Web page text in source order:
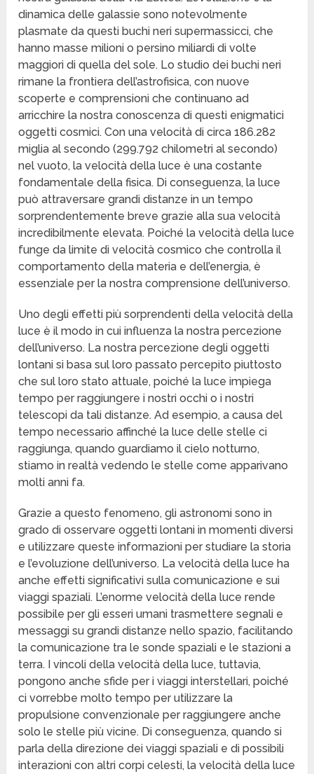
dinamica delle galassie sono notevolmente
plasmate da questi buchi neri supermassicci, che
hanno masse milioni o persino miliardi di volte
maggiori di quella del sole. Lo studio dei buchi neri
rimane la frontiera dell’astrofisica, con nuove
scoperte e comprensioni che continuano ad
arricchire la nostra conoscenza di questi enigmatici
oggetti cosmici. Con una velocità di circa 186.282
miglia al secondo (299.792 chilometri al secondo)
nel vuoto, la velocità della luce è una costante
fondamentale della fisica. Di conseguenza, la luce
può attraversare grandi distanze in un tempo
sorprendentemente breve grazie alla sua velocità
incredibilmente elevata. Poiché la velocità della luce
funge da limite di velocità cosmico che controlla il
comportamento della materia e dell’energia, è
essenziale per la nostra comprensione dell’universo.
Uno degli effetti più sorprendenti della velocità della
luce è il modo in cui influenza la nostra percezione
dell’universo. La nostra percezione degli oggetti
lontani si basa sul loro passato percepito piuttosto
che sul loro stato attuale, poiché la luce impiega
tempo per raggiungere i nostri occhi o i nostri
telescopi da tali distanze. Ad esempio, a causa del
tempo necessario affinché la luce delle stelle ci
raggiunga, quando guardiamo il cielo notturno,
stiamo in realtà vedendo le stelle come apparivano
molti anni fa.
Grazie a questo fenomeno, gli astronomi sono in
grado di osservare oggetti lontani in momenti diversi
e utilizzare queste informazioni per studiare la storia
e l’evoluzione dell’universo. La velocità della luce ha
anche effetti significativi sulla comunicazione e sui
viaggi spaziali. L’enorme velocità della luce rende
possibile per gli esseri umani trasmettere segnali e
messaggi su grandi distanze nello spazio, facilitando
la comunicazione tra le sonde spaziali e le stazioni a
terra. I vincoli della velocità della luce, tuttavia,
pongono anche sfide per i viaggi interstellari, poiché
ci vorrebbe molto tempo per utilizzare la
propulsione convenzionale per raggiungere anche
solo le stelle più vicine. Di conseguenza, quando si
parla della direzione dei viaggi spaziali e di possibili
interazioni con altri corpi celesti, la velocità della luce